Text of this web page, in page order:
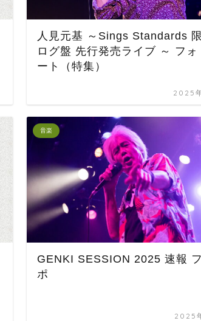
人見元基 ～Sings Standards
ログ盤 先行発売ライブ ～ フォ
ート（特集）
2025
音楽
GENKI SESSION 2025 速報
ポ
2025